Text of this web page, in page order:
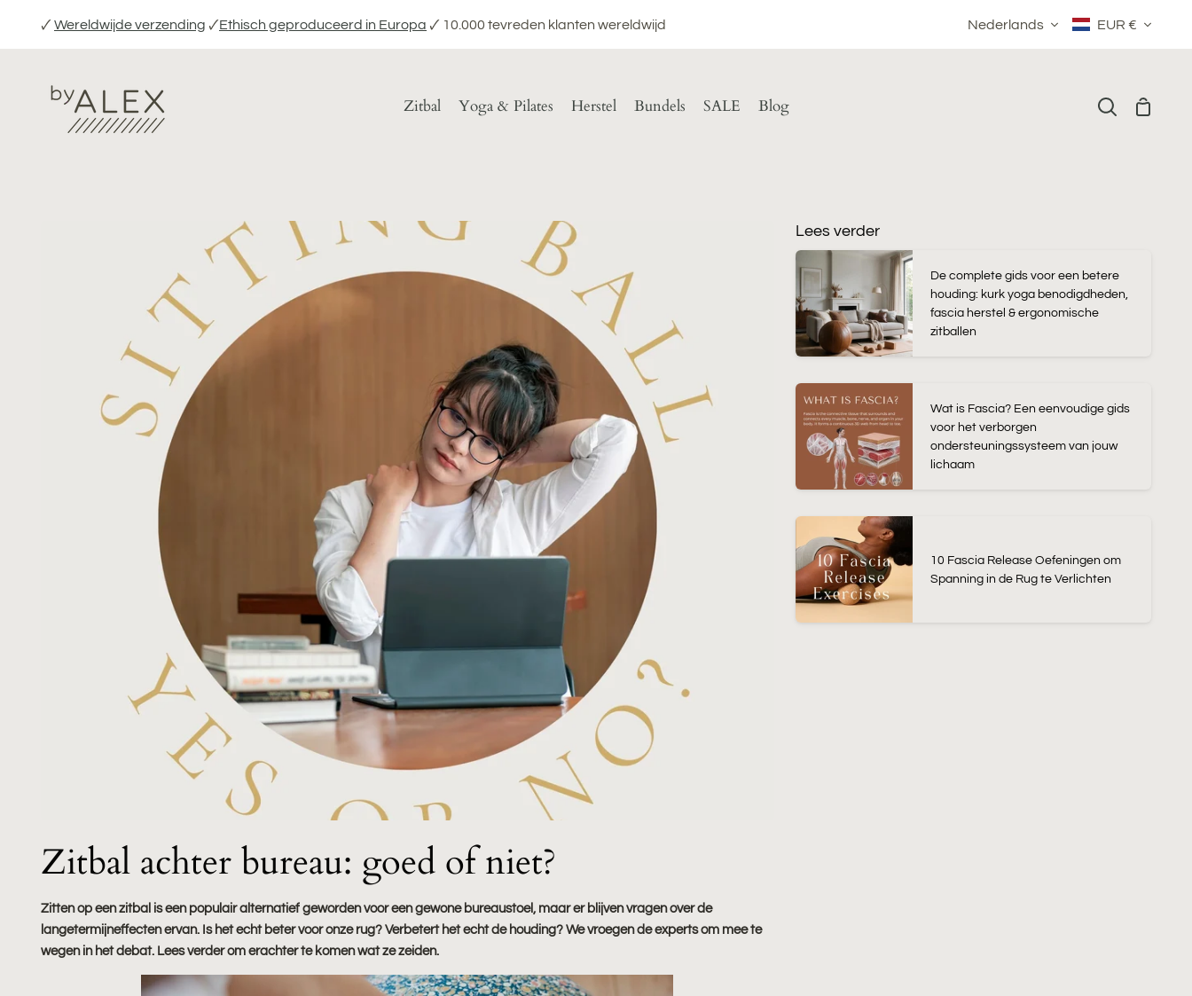
inhoud
🗸 Wereldwijde verzending 🗸Ethisch geproduceerd in Europa 🗸 10.000 tevreden klanten wereldwijd Taal
Nederlands Valuta EUR €
Zitbal Yoga & Pilates Herstel Bundels SALE Blog Zoeken
Zitbal achter bureau: goed of niet?
Zitten op een zitbal is een populair alternatief geworden voor een gewone bureaustoel, maar er blijven vragen over de
langetermijneffecten ervan. Is het echt beter voor onze rug? Verbetert het echt de houding? We vroegen de experts om mee te
wegen in het debat. Lees verder om erachter te komen wat ze zeiden.
Lees verder
De complete gids voor een betere
houding: kurk yoga benodigdheden,
fascia herstel & ergonomische
zitballen
Wat is Fascia? Een eenvoudige gids
voor het verborgen
ondersteuningssysteem van jouw
lichaam
10 Fascia Release Oefeningen om
Spanning in de Rug te Verlichten